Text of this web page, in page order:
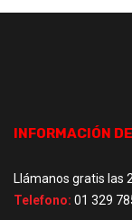
INFORMACIÓN
Llámanos gratis las
Telefono: 01 329